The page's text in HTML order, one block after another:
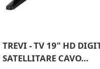
TREVI - TV 19" HD
SATELLITARE CAVO…